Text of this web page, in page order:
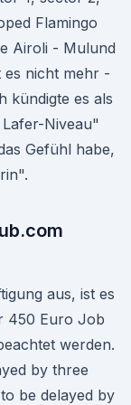
Flamingo
Airoli - Mulund
es nicht mehr -
kündigte es als
Niveau"
Gefühl habe,
aus, ist es
450 Euro Job
werden.
by three
be delayed by